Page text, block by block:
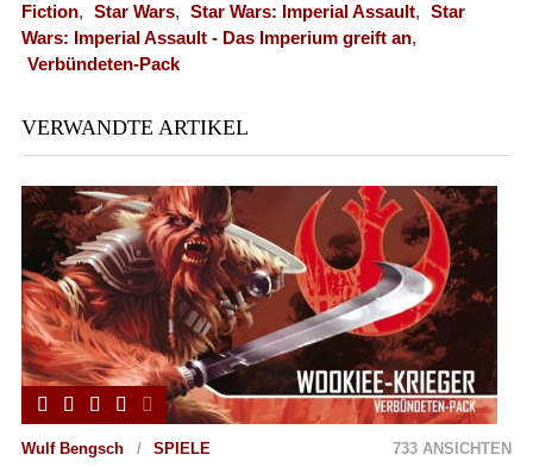
Fiction, Star Wars, Star Wars: Imperial Assault, Star
Wars: Imperial Assault - Das Imperium greift an,
Verbündeten-Pack
VERWANDTE ARTIKEL
Wulf Bengsch SPIELE 733 ANSICHTEN